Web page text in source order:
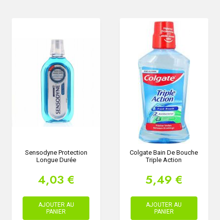
Sensodyne Protection
Longue Durée
4,03 €
AJOUTER AU
PANIER
Colgate Bain De Bouche
Triple Action
5,49 €
AJOUTER AU
PANIER